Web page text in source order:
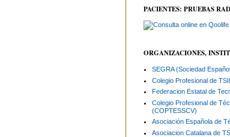
PACIENTES: PRUEBAS
ORGANIZACIONES,
SEGRA (Sociedad
Colegio Profesional de
Federacion Estatal de
Colegio Profesional de
(COPTESSCV)
Asociación Española de
Asociacion Catalana de